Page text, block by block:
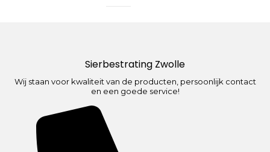
Sierbestrating Zwolle
Wij staan voor kwaliteit van de producten, persoonlijk contact
en een goede service!